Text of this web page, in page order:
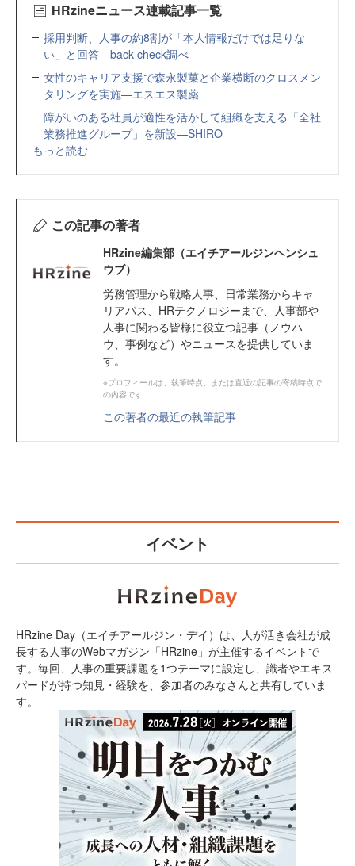
HRzineニュース連載記事一覧
採用判断、人事の約8割が「本人情報だけでは足りな
い」と回答—back check調べ
女性のキャリア支援で森永製菓と企業横断のクロスメン
タリングを実施—エスエス製薬
障がいのある社員が適性を活かして組織を支える「全社
業務推進グループ」を新設—SHIRO
もっと読む
この記事の著者
HRzine編集部（エイチアールジンヘンシュ
ウブ）
労務管理から戦略人事、日常業務からキャ
リアパス、HRテクノロジーまで、人事部や
人事に関わる皆様に役立つ記事（ノウハ
ウ、事例など）やニュースを提供していま
す。
※プロフィールは、執筆時点、または直近の記事の寄稿時点で
の内容です
この著者の最近の執筆記事
イベント
HRzine Day（エイチアールジン・デイ）は、人が活き会社が成
長する人事のWebマガジン「HRzine」が主催するイベントで
す。毎回、人事の重要課題を1つテーマに設定し、識者やエキス
パードが持つ知見・経験を、参加者のみなさんと共有していま
す。